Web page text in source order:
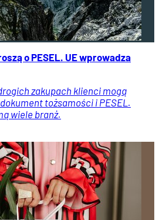
o PESEL. UE wprowadza
zakupach klienci mogą
tożsamości i PESEL.
wiele branż.